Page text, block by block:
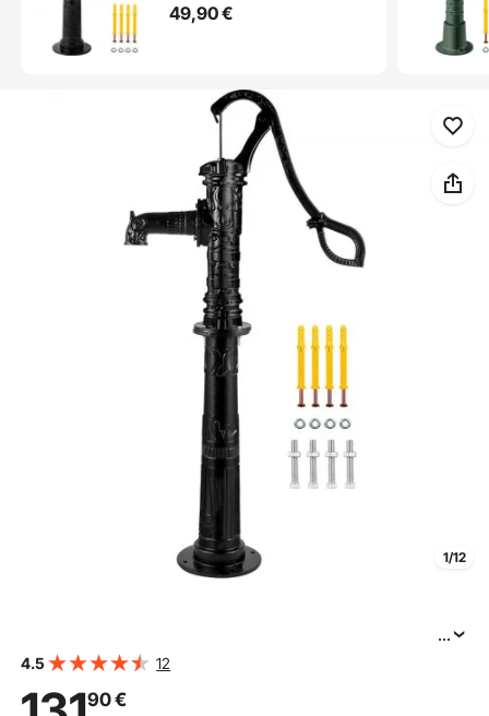
Pumpenständer 23,7x
beschichtet Handpumpe Ständer
8mm Dicke Schwarz für Garten
49,90€
1/12
VEVOR Schwengelpumpe Gusseisen Gartenpumpe
Handwasserpumpe Nostalgie Handschwengelpumpe
...
4.5 12
90€